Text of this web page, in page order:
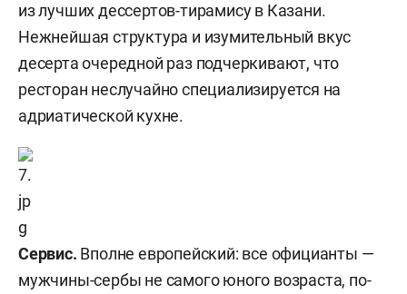
из лучших дессертов-тирамису в Казани.
Нежнейшая структура и изумительный вкус
десерта очередной раз подчеркивают, что
ресторан неслучайно специализируется на
адриатической кухне.
Сервис. Вполне европейский: все официанты —
мужчины-сербы не самого юного возраста, по-